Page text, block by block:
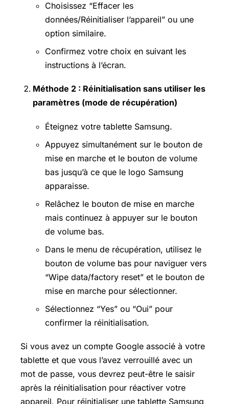
Choisissez “Effacer les
données/Réinitialiser l’appareil” ou une
option similaire.
Confirmez votre choix en suivant les
instructions à l’écran.
Méthode 2 : Réinitialisation sans utiliser les
paramètres (mode de récupération)
Éteignez votre tablette Samsung.
Appuyez simultanément sur le bouton de
mise en marche et le bouton de volume
bas jusqu’à ce que le logo Samsung
apparaisse.
Relâchez le bouton de mise en marche
mais continuez à appuyer sur le bouton
de volume bas.
Dans le menu de récupération, utilisez le
bouton de volume bas pour naviguer vers
“Wipe data/factory reset” et le bouton de
mise en marche pour sélectionner.
Sélectionnez “Yes” ou “Oui” pour
confirmer la réinitialisation.
Si vous avez un compte Google associé à votre
tablette et que vous l’avez verrouillé avec un
mot de passe, vous devrez peut-être le saisir
après la réinitialisation pour réactiver votre
appareil. Pour réinitialiser une tablette Samsung